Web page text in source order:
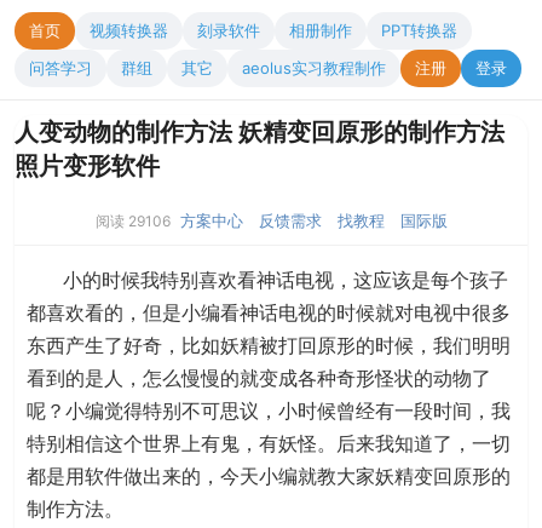
首页 视频转换器 刻录软件 相册制作
PPT转换器
问答学习
群组 其它 aeolus实习教程制作 注册 登录
人变动物的制作方法 妖精变回原形的制作方法
照片变形软件
阅读 29106 方案中心 反馈需求 找教程 国际版
小的时候我特别喜欢看神话电视，这应该是每个孩子
都喜欢看的，但是小编看神话电视的时候就对电视中很多
东西产生了好奇，比如妖精被打回原形的时候，我们明明
看到的是人，怎么慢慢的就变成各种奇形怪状的动物了
呢？小编觉得特别不可思议，小时候曾经有一段时间，我
特别相信这个世界上有鬼，有妖怪。后来我知道了，一切
都是用软件做出来的，今天小编就教大家妖精变回原形的
制作方法。